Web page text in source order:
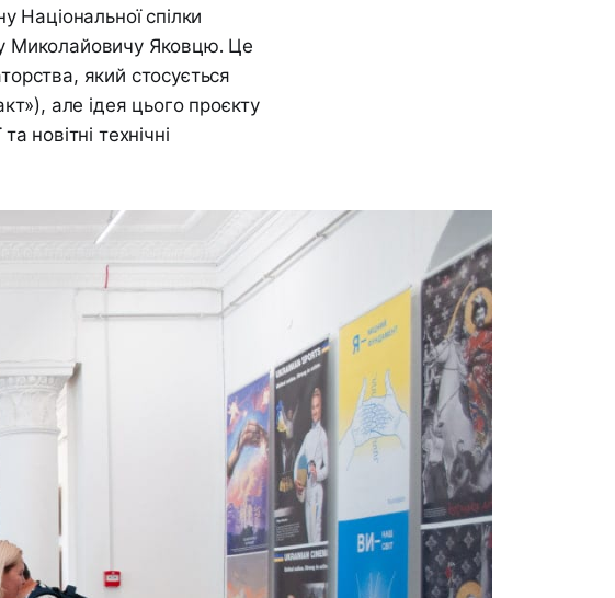
Національної спілки
Миколайовичу Яковцю. Це
який стосується
але ідея цього проєкту
новітні технічні